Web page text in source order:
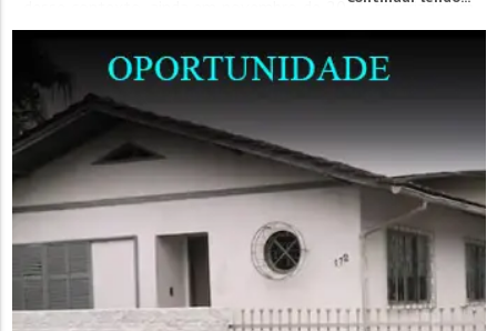
desse contexto, ainda em novembro de 2023, foi criado um